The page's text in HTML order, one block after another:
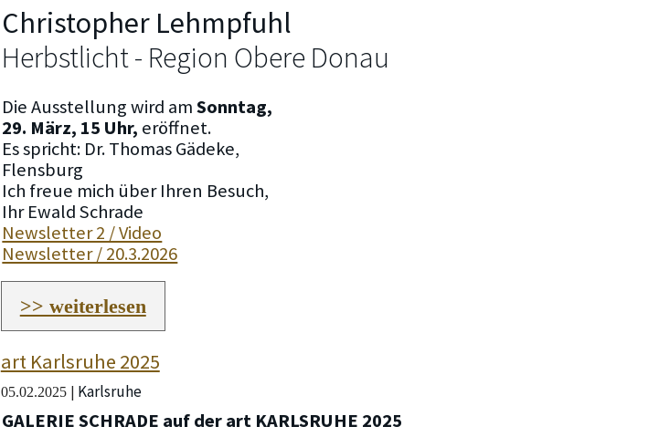
Christopher Lehmpfuhl
Herbstlicht - Region Obere Donau
Die Ausstellung wird amSonntag,
29. März, 15 Uhr, eröffnet.
Es spricht: Dr. Thomas Gädeke,
Flensburg
Ich freue mich über Ihren Besuch,
Ihr Ewald Schrade
Newsletter 2 / Video
Newsletter / 20.3.2026
>> weiterlesen
art Karlsruhe 2025
05.02.2025 | Karlsruhe
GALERIE SCHRADE auf der art KARLSRUHE 2025